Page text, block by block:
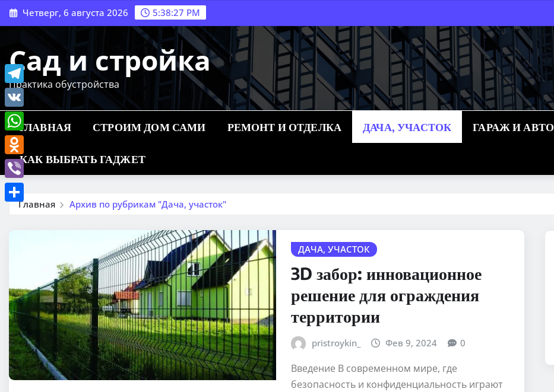
Перейти
к
Четверг, 6 августа 2026 5:38:28 PM
Сад и стройка
Практика обустройства
ГЛАВНАЯ СТРОИМ ДОМ САМИ РЕМОНТ И ОТДЕЛКА ДАЧА, УЧАСТОК ГАРАЖ И АВТО
КАК ВЫБРАТЬ ГАДЖЕТ
Главная Архив по рубрикам "Дача, участок"
ДАЧА, УЧАСТОК
3D забор: инновационное
решение для ограждения
территории
pristroykin_ Фев 9, 2024 0
Введение В современном мире, где
безопасность и конфиденциальность играют
Telegram
VK
WhatsApp
Odnoklassniki
Viber
Отправить